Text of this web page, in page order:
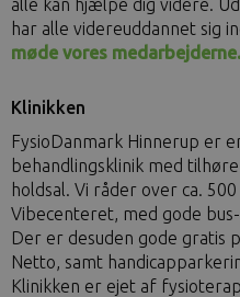
alle kan hjælpe dig videre.
har alle videreuddannet sig
møde vores medarbejderne.
Klinikken
FysioDanmark Hinnerup er
behandlingsklinik med
holdsal. Vi råder over ca.
Vibecenteret, med gode
Der er desuden gode gratis
Netto, samt
Klinikken er ejet af